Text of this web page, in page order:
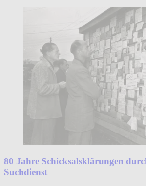
80 Jahre Schicksalsklärungen
Suchdienst